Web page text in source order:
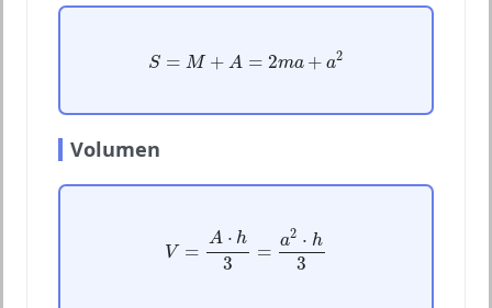
S = M + A = 2ma + a2
Volumen
V =
A ⋅ h
3
= a2 ⋅ h
3
A h3 h3